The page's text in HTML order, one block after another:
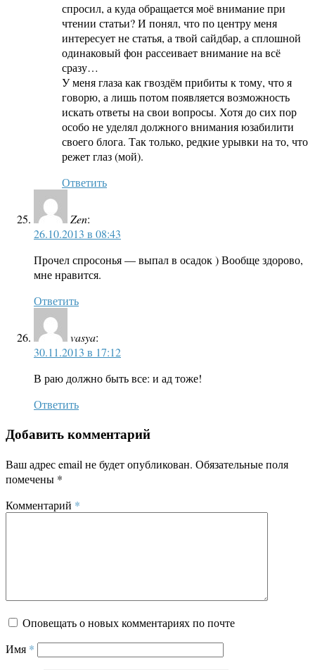
спросил, а куда обращается моё внимание при
чтении статьи? И понял, что по центру меня
интересует не статья, а твой сайдбар, а сплошной
одинаковый фон рассеивает внимание на всё
сразу…
У меня глаза как гвоздём прибиты к тому, что я
говорю, а лишь потом появляется возможность
искать ответы на свои вопросы. Хотя до сих пор
особо не уделял должного внимания юзабилити
своего блога. Так только, редкие урывки на то, что
режет глаз (мой).
Ответить
Zen:
26.10.2013 в 08:43
Прочел спросонья — выпал в осадок ) Вообще здорово,
мне нравится.
Ответить
vasya:
30.11.2013 в 17:12
В раю должно быть все: и ад тоже!
Ответить
Добавить комментарий
Ваш адрес email не будет опубликован. Обязательные поля
помечены *
Комментарий *
Оповещать о новых комментариях по почте
Имя *